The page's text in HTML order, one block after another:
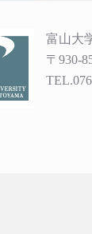
富山大
〒930-